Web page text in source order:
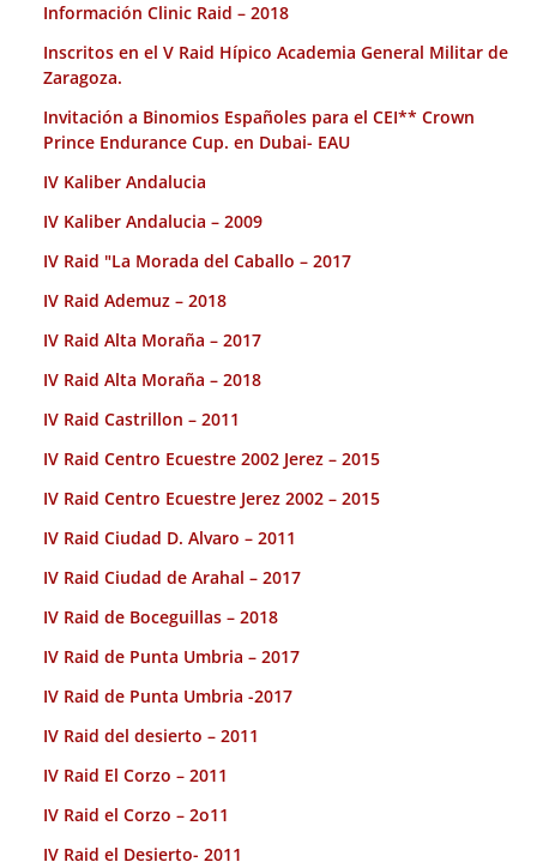
Información Clinic Raid – 2018
Inscritos en el V Raid Hípico Academia General Militar de
Zaragoza.
Invitación a Binomios Españoles para el CEI** Crown
Prince Endurance Cup. en Dubai- EAU
IV Kaliber Andalucia
IV Kaliber Andalucia – 2009
IV Raid "La Morada del Caballo – 2017
IV Raid Ademuz – 2018
IV Raid Alta Moraña – 2017
IV Raid Alta Moraña – 2018
IV Raid Castrillon – 2011
IV Raid Centro Ecuestre 2002 Jerez – 2015
IV Raid Centro Ecuestre Jerez 2002 – 2015
IV Raid Ciudad D. Alvaro – 2011
IV Raid Ciudad de Arahal – 2017
IV Raid de Boceguillas – 2018
IV Raid de Punta Umbria – 2017
IV Raid de Punta Umbria -2017
IV Raid del desierto – 2011
IV Raid El Corzo – 2011
IV Raid el Corzo – 2o11
IV Raid el Desierto- 2011